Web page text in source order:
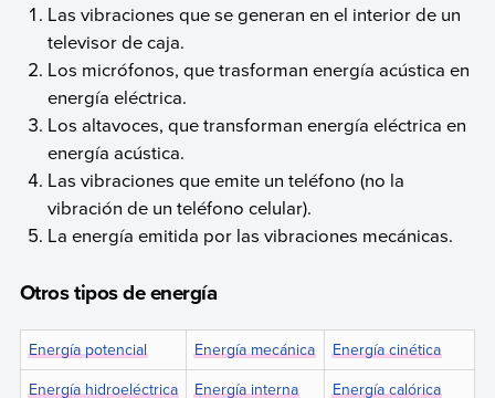
Las vibraciones que se generan en el interior de un
televisor de caja.
Los micrófonos, que trasforman energía acústica en
energía eléctrica.
Los altavoces, que transforman energía eléctrica en
energía acústica.
Las vibraciones que emite un teléfono (no la
vibración de un teléfono celular).
La energía emitida por las vibraciones mecánicas.
Otros tipos de energía
Energía potencial Energía mecánica
Energía cinética
Energía hidroeléctrica
Energía interna
Energía calórica